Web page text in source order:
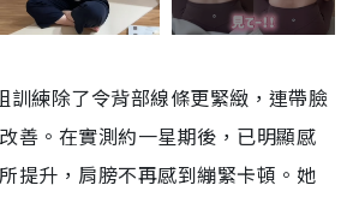
練除了令背部線條更緊緻，連帶臉
善。在實測約一星期後，已明顯感
提升，肩膀不再感到繃緊卡頓。她